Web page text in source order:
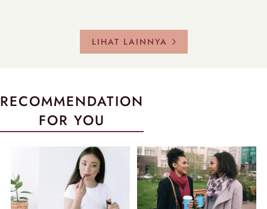
LIHAT LAINNYA
RECOMMENDATION
FOR YOU